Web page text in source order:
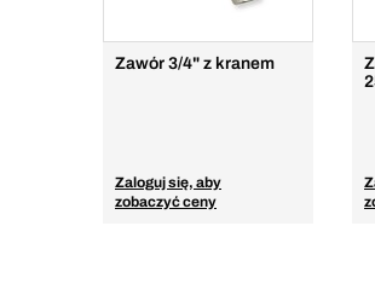
Zawór 3/4" z kranem
Zaloguj się, aby
zobaczyć ceny